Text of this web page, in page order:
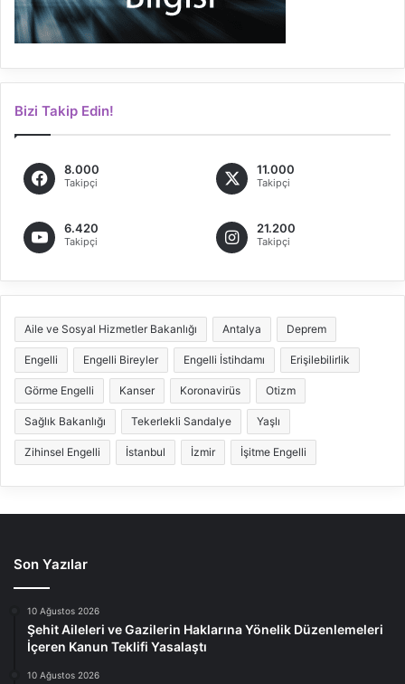
Bizi Takip Edin!
8.000
Takipçi
11.000
Takipçi
6.420
Takipçi
21.200
Takipçi
Aile ve Sosyal Hizmetler Bakanlığı Antalya Deprem
Engelli Engelli Bireyler Engelli İstihdamı Erişilebilirlik
Görme Engelli Kanser Koronavirüs Otizm
Sağlık Bakanlığı Tekerlekli Sandalye Yaşlı
Zihinsel Engelli İstanbul İzmir İşitme Engelli
Son Yazılar
10 Ağustos 2026
Şehit Aileleri ve Gazilerin Haklarına Yönelik Düzenlemeleri
İçeren Kanun Teklifi Yasalaştı
10 Ağustos 2026